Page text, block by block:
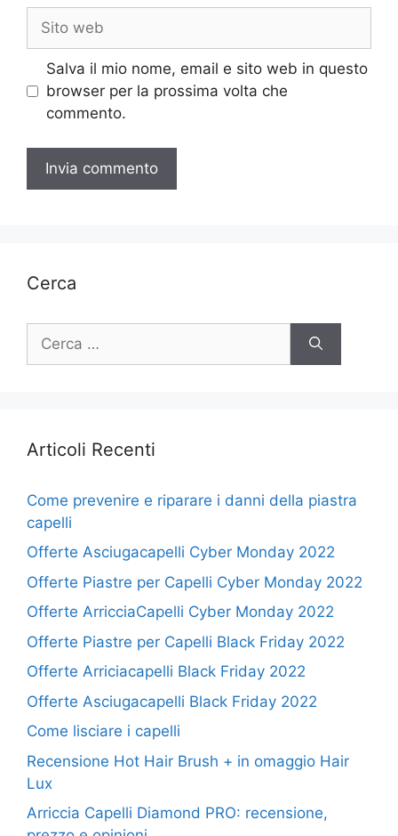
Sito
web
Salva il mio nome, email e sito web in questo
browser per la prossima volta che
commento.
Cerca
per:
Articoli Recenti
Come prevenire e riparare i danni della piastra
capelli
Offerte Asciugacapelli Cyber Monday 2022
Offerte Piastre per Capelli Cyber Monday 2022
Offerte ArricciaCapelli Cyber Monday 2022
Offerte Piastre per Capelli Black Friday 2022
Offerte Arriciacapelli Black Friday 2022
Offerte Asciugacapelli Black Friday 2022
Come lisciare i capelli
Recensione Hot Hair Brush + in omaggio Hair
Lux
Arriccia Capelli Diamond PRO: recensione,